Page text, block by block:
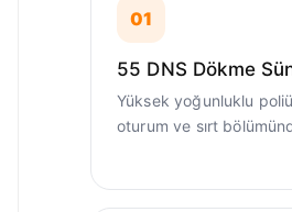
01
55 DNS Dökme
Yüksek yoğunluklu
oturum ve sırt